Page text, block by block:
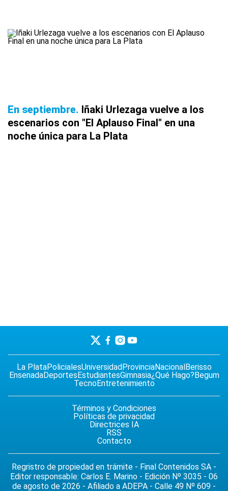
En septiembre Iñaki Urlezaga vuelve a los
escenarios con "El Aplauso Final" en una
noche única para La Plata
La PlataPolicialesUniversidadProvinciaNacionalBerisso
EnsenadaDeportesEstudiantesGimnasia¿Qué Hago?Begum
TecnoEntretenimiento
Términos y Condiciones
Políticas de privacidad
Directrices IA
RSS
Contacto
Regristro de propiedad en trámite - Final Contenidos SA -
Editor responsable: Carlos E. Marino - Edición Nº 3035 - 06
de agosto de 2026 - Afiliado a ADEPA - Calle 49 Nº 609 -